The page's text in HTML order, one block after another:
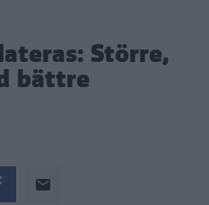
Större,
bättre